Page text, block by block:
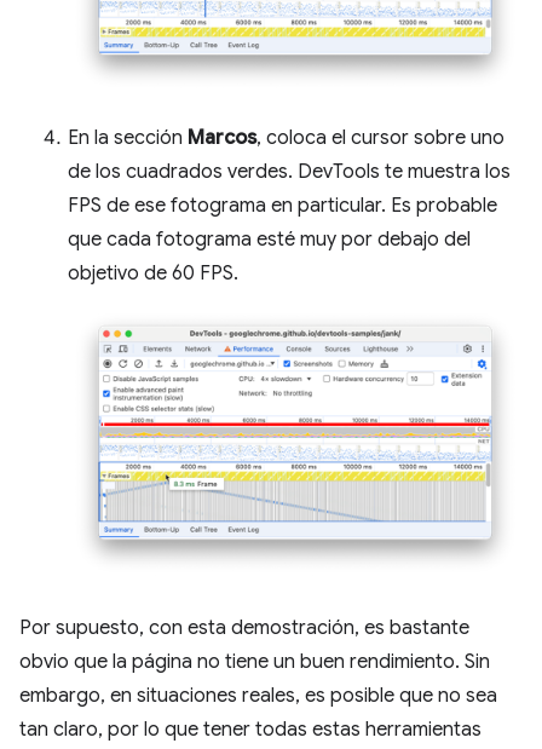
En la sección Marcos, coloca el cursor sobre uno
de los cuadrados verdes. DevTools te muestra los
FPS de ese fotograma en particular. Es probable
que cada fotograma esté muy por debajo del
objetivo de 60 FPS.
Por supuesto, con esta demostración, es bastante
obvio que la página no tiene un buen rendimiento. Sin
embargo, en situaciones reales, es posible que no sea
tan claro, por lo que tener todas estas herramientas